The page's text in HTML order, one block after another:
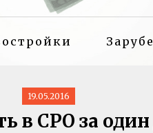
19.05.2016
в СРО за один